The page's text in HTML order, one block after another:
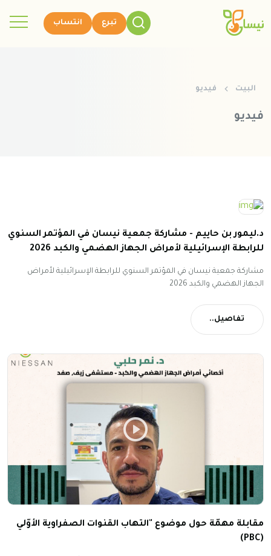
تبرع انتساب
البيت فيديو
فيديو
د.ليمور بن حاييم - مشاركة جمعية نيسان في المؤتمر السنوي
للرابطة الإسرائيلية لأمراض الجهاز الهضمي والكبد 2026
مشاركة جمعية نيسان في المؤتمر السنوي للرابطة الإسرائيلية لأمراض
الجهاز الهضمي والكبد 2026
تفاصيل..
مقابلة مهمّة حول موضوع "التهاب القنوات الصفراوية الأوّلي
(PBC)